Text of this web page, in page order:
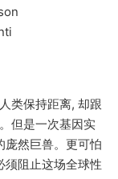
类保持距离, 却跟
但是一次基因实
庞然巨兽。更可怕
须阻止这场全球性